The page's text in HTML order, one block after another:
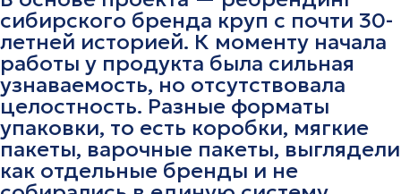
сибирского бренда круп с почти 30-
летней историей. К моменту начала
работы у продукта была сильная
узнаваемость, но отсутствовала
целостность. Разные форматы
упаковки, то есть коробки, мягкие
пакеты, варочные пакеты, выглядели
как отдельные бренды и не